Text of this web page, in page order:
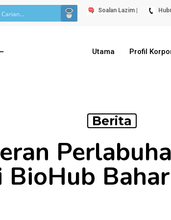
Soalan Lazim |
Utama Profil
Berita
BioHub